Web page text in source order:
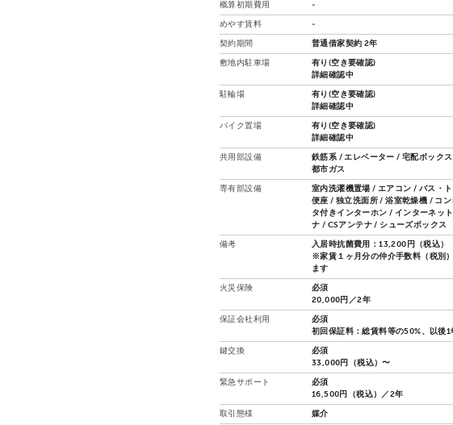
概算初期費用 -
めやす賃料 -
契約期間 普通借家契約 2年
敷地内駐車場
有り(空き要確認)
詳細確認中
駐輪場
有り(空き要確認)
詳細確認中
バイク置場
有り(空き要確認)
詳細確認中
共用部設備
鉄筋系 / エレベーター / 宅配ボック
都市ガス
専有部設備
室内洗濯機置場 / エアコン / バス・
便座 / 独立洗面所 / 浴室乾燥機 / コ
タ付きインターホン / インターネッ
ナ / CSアンテナ / シューズボックス
備考
入居時抗菌費用：13,200円（税込）
※家賃１ヶ月分の仲介手数料（税別
ます
火災保険
必須
20,000円／2年
保証会社利用
必須
初回保証料：総賃料等の50%、以後
鍵交換
必須
33,000円（税込）〜
緊急サポート
必須
16,500円（税込）／2年
取引態様 媒介